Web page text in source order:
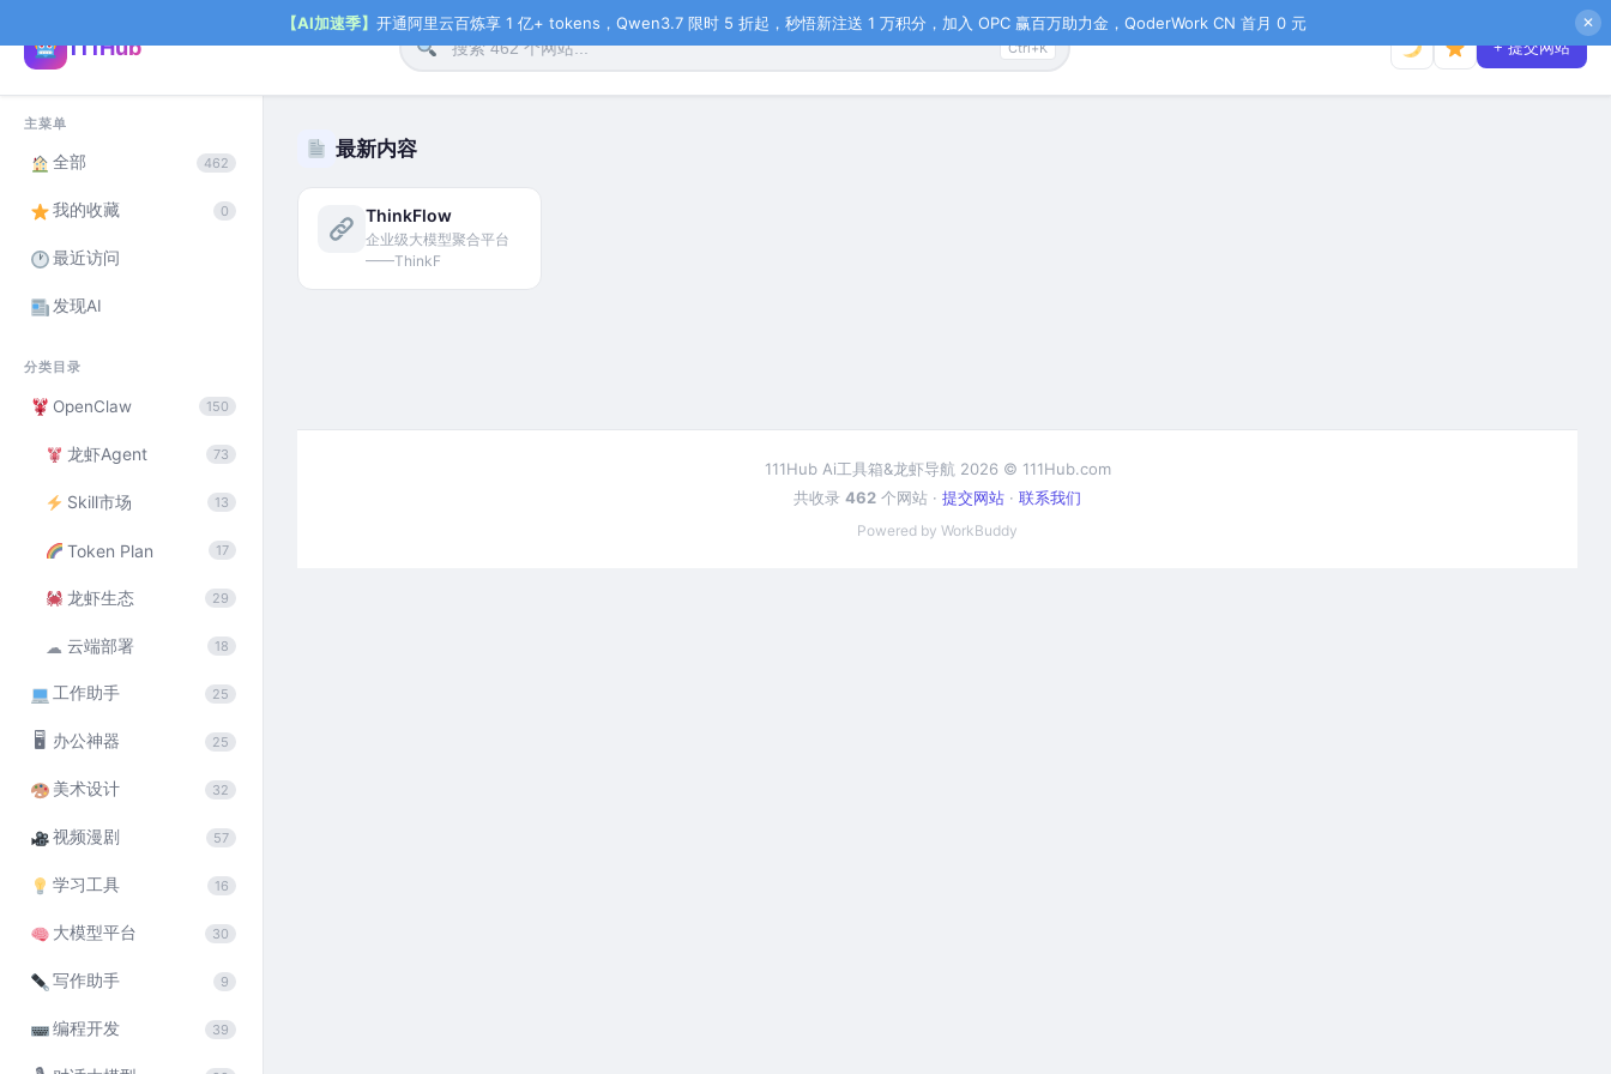
【AI加速季】 开通阿里云百炼享 1 亿+ tokens，Qwen3.7 限时 5 折起，秒悟新注送 1 万积分，加入 OPC 赢百万助力金，QoderWork CN 首月 0 元 ✕
111Hub Ctrl+K + 提交网站
主菜单
全部 462
我的收藏 0
最近访问
发现AI
分类目录
OpenClaw 150
龙虾Agent 73
Skill市场 13
Token Plan 17
龙虾生态 29
☁ 云端部署 18
工作助手 25
🖥 办公神器 25
美术设计 32
视频漫剧 57
学习工具 16
大模型平台 30
写作助手 9
编程开发 39
最新内容
ThinkFlow
企业级大模型聚合平台
——ThinkF
111Hub Ai工具箱&龙虾导航 2026 © 111Hub.com
共收录 462 个网站 · 提交网站 · 联系我们
Powered by WorkBuddy